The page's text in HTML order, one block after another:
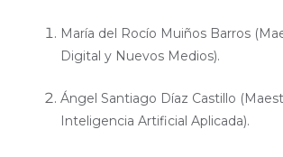
María del Rocío Muiños Barros
Digital y Nuevos Medios).
Ángel Santiago Díaz Castillo
Inteligencia Artificial Aplicada).